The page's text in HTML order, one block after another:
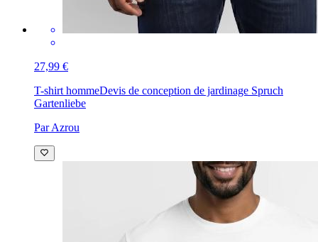
27,99 €
T-shirt hommeDevis de conception de jardinage Spruch
Gartenliebe
Par Azrou